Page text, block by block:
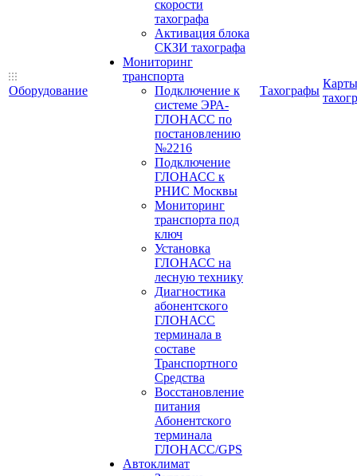
Оборудование
скорости
тахографа
Активация блока
СКЗИ тахографа
Мониторинг
транспорта
Подключение к
системе ЭРА-
ГЛОНАСС по
постановлению
№2216
Подключение
ГЛОНАСС к
РНИС Москвы
Мониторинг
транспорта под
ключ
Установка
ГЛОНАСС на
лесную технику
Диагностика
абонентского
ГЛОНАСС
терминала в
составе
Транспортного
Средства
Восстановление
питания
Абонентского
терминала
ГЛОНАСС/GPS
Автоклимат
Тахографы
Карты